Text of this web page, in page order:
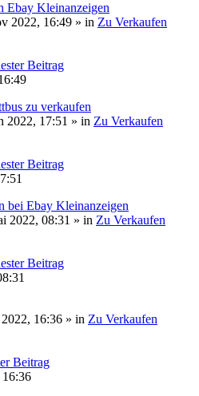
Ebay Kleinanzeigen
2022, 16:49 » in Zu Verkaufen
Beitrag
zu verkaufen
2022, 17:51 » in Zu Verkaufen
Beitrag
bei Ebay Kleinanzeigen
2022, 08:31 » in Zu Verkaufen
Beitrag
16:36 » in Zu Verkaufen
Beitrag